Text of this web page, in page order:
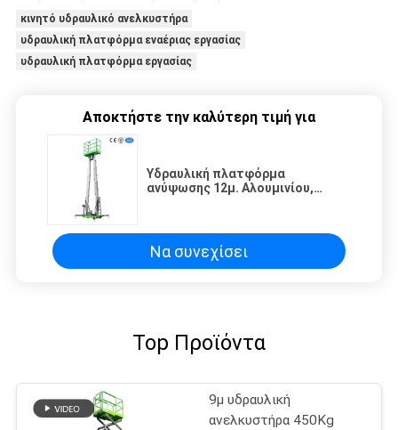
κινητό υδραυλικό ανελκυστήρα
υδραυλική πλατφόρμα εναέριας εργασίας
υδραυλική πλατφόρμα εργασίας
Αποκτήστε την καλύτερη τιμή για
Υδραυλική πλατφόρμα
ανύψωσης 12μ. Αλουμινίου,
Να συνεχίσει
Top Προϊόντα
9μ υδραυλική
ανελκυστήρα 450Kg